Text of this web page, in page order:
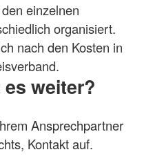
einzelnen
organisiert.
nach den Kosten in
weiter?
Ansprechpartner
Kontakt auf.